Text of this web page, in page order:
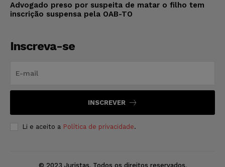
Advogado preso por suspeita de matar o filho tem
inscrição suspensa pela OAB-TO
Inscreva-se
INSCREVER
Li e aceito a Política de privacidade.
© 2023 Juristas. Todos os direitos reservados.